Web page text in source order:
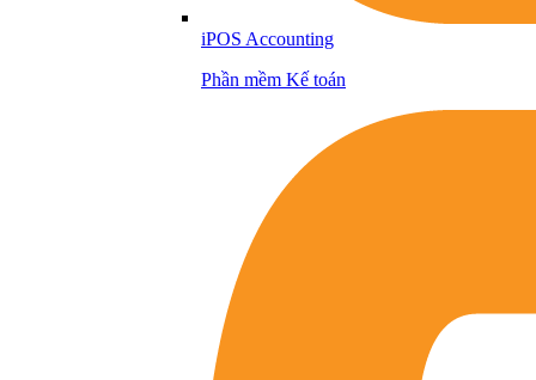
iPOS Accounting
Phần mềm Kế toán